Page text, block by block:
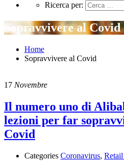
Ricerca per:
Sopravvivere al Covid
Home
Sopravvivere al Covid
17 Novembre
Il numero uno di
lezioni per far
Covid
Categories Coronavirus,